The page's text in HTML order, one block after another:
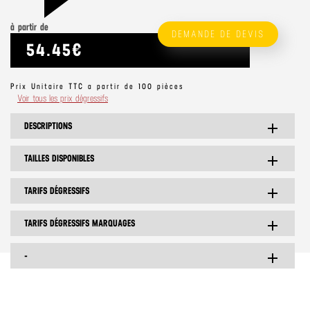
DEMANDE DE DEVIS
à partir de
54.45€
Prix Unitaire TTC a partir de 100 pièces
Voir tous les prix dégressifs
DESCRIPTIONS add
TAILLES DISPONIBLES add
TARIFS DÉGRESSIFS add
TARIFS DÉGRESSIFS MARQUAGES add
- add